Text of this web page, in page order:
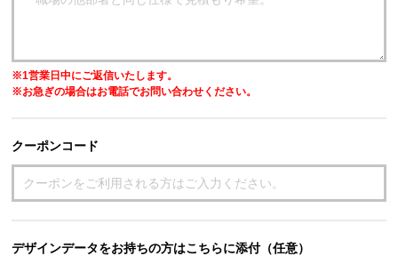
※1営業日中にご返信いたします。
※お急ぎの場合はお電話でお問い合わせください。
クーポンコード
デザインデータをお持ちの方はこちらに添付（任意）